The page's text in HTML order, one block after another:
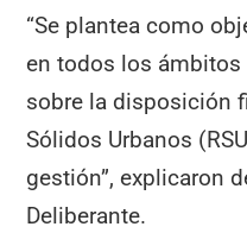
“Se plantea como
en todos los
sobre la disposición
Sólidos Urbanos
gestión”, explicaron
Deliberante.